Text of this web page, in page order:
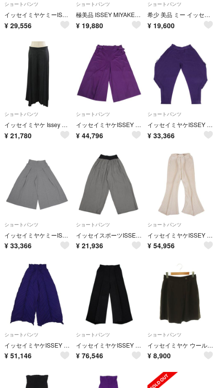
ショートパンツ
イッセイミヤケミーISSEY MIYAKE me A-POC INSIDE ファインニットプリーツカッティングポケットパンツ ターコイズF
¥ 29,556
ショートパンツ
極美品 ISSEY MIYAKE イッセイミヤケ パンツ ボトムス ホワイト サイズL
¥ 19,880
ショートパンツ
希少 美品 ミー イッセイミヤケ プリーツ カリフラワー 総柄 ハーフパンツ
¥ 19,600
ショートパンツ
イッセイミヤケ Issey Miyake プリーツ パンツ フレアパンツ グレー IM44FF506 レディース F-L8780
¥ 21,780
ショートパンツ
イッセイミヤケISSEY MIYAKE 132 5. サイドメッシュ切替ベルテッドパンツ 紫3
¥ 44,796
ショートパンツ
イッセイミヤケISSEY MIYAKE A-POC INSIDE カッティングフリンジニットパンツ 紫2
¥ 33,366
ショートパンツ
イッセイミヤケミーISSEY MIYAKE me ペーパー混タックワイドパンツ グレーF
¥ 33,366
ショートパンツ
イッセイスポーツISSEY SPORT レーヨン混ウエストリブワイドパンツ グレー9
¥ 21,936
ショートパンツ
イッセイミヤケISSEY MIYAKE バイアスプリーツ切替パンツ ベージュ2
¥ 54,956
ショートパンツ
イッセイミヤケISSEY MIYAKE ツイスト加工プリーツワイドパンツ 紫2
¥ 51,146
ショートパンツ
イッセイミヤケISSEY MIYAKE フォールドプリーツパンツ 黒2
¥ 76,546
ショートパンツ
イッセイミヤケ ウール ショートパンツ キュロットスカート ラップ調 M
¥ 8,900